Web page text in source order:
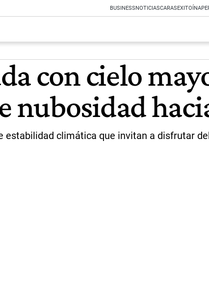
BUSINESSNOTICIASCARASEXITOÍNA
con cielo
nubosidad
climática que invitan a disfrutar